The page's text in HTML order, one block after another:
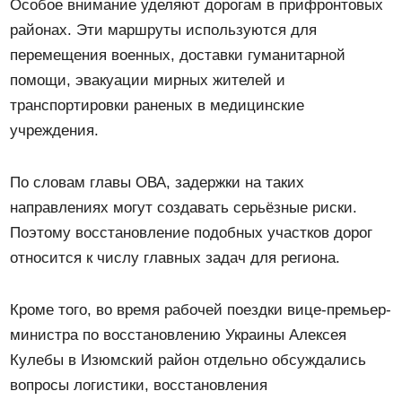
Особое внимание уделяют дорогам в прифронтовых
районах. Эти маршруты используются для
перемещения военных, доставки гуманитарной
помощи, эвакуации мирных жителей и
транспортировки раненых в медицинские
учреждения.
По словам главы ОВА, задержки на таких
направлениях могут создавать серьёзные риски.
Поэтому восстановление подобных участков дорог
относится к числу главных задач для региона.
Кроме того, во время рабочей поездки вице-премьер-
министра по восстановлению Украины Алексея
Кулебы в Изюмский район отдельно обсуждались
вопросы логистики, восстановления